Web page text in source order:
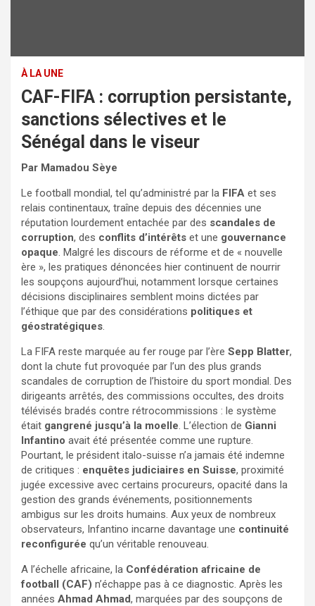
À LA UNE
CAF-FIFA : corruption persistante,
sanctions sélectives et le
Sénégal dans le viseur
Par Mamadou Sèye
Le football mondial, tel qu’administré par la FIFA et ses
relais continentaux, traîne depuis des décennies une
réputation lourdement entachée par des scandales de
corruption, des conflits d’intérêts et une gouvernance
opaque . Malgré les discours de réforme et de « nouvelle
ère », les pratiques dénoncées hier continuent de nourrir
les soupçons aujourd’hui, notamment lorsque certaines
décisions disciplinaires semblent moins dictées par
l’éthique que par des considérations politiques et
géostratégiques
La FIFA reste marquée au fer rouge par l’ère Sepp Blatter,
dont la chute fut provoquée par l’un des plus grands
scandales de corruption de l’histoire du sport mondial. Des
dirigeants arrêtés, des commissions occultes, des droits
télévisés bradés contre rétrocommissions : le système
était gangrené jusqu’à la moelle . L’élection de Gianni
Infantino avait été présentée comme une rupture.
Pourtant, le président italo-suisse n’a jamais été indemne
de critiques : enquêtes judiciaires en Suisse, proximité
jugée excessive avec certains procureurs, opacité dans la
gestion des grands événements, positionnements
ambigus sur les droits humains. Aux yeux de nombreux
observateurs, Infantino incarne davantage une continuité
reconfigurée qu’un véritable renouveau.
A l’échelle africaine, la Confédération africaine de
football (CAF) n’échappe pas à ce diagnostic. Après les
années Ahmad Ahmad, marquées par des soupçons de